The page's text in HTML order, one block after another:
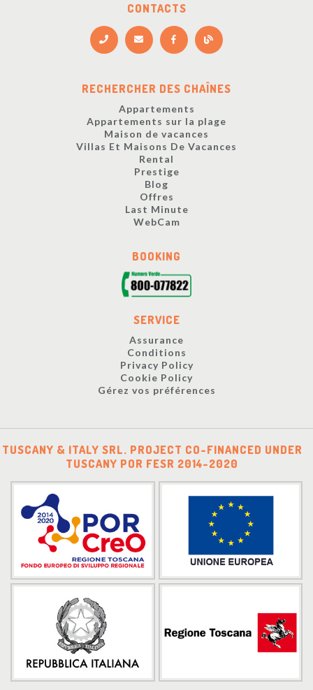
CONTACTS
RECHERCHER DES CHAÎNES
Appartements
Appartements sur la plage
Maison de vacances
Villas Et Maisons De Vacances
Rental
Prestige
Blog
Offres
Last Minute
WebCam
BOOKING
SERVICE
Assurance
Conditions
Privacy Policy
Cookie Policy
Gérez vos préférences
TUSCANY & ITALY SRL. PROJECT CO-FINANCED UNDER
TUSCANY POR FESR 2014-2020